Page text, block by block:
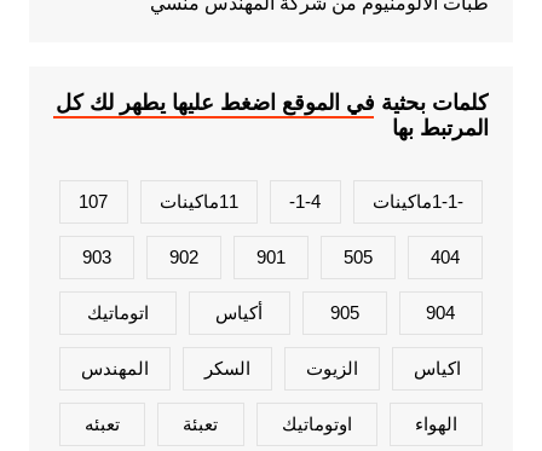
كلمات بحثية في الموقع اضغط عليها يطهر لك كل
المرتبط بها
-1-1ماكينات 1-4- 11ماكينات 107
404
505
901
902
903
904
905 أكياس اتوماتيك
اكياس الزيوت السكر المهندس
الهواء اوتوماتيك تعبئة تعبئه